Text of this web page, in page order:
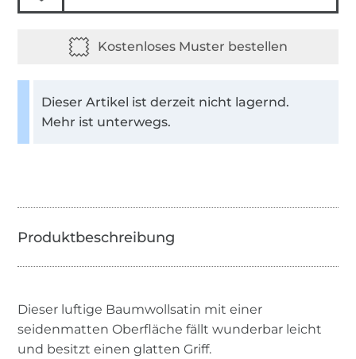
Dieser Artikel ist derzeit nicht lagernd.
Mehr ist unterwegs.
Dieser luftige Baumwollsatin mit einer
seidenmatten Oberfläche fällt wunderbar leicht
und besitzt einen glatten Griff.